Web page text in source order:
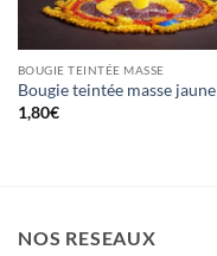
BOUGIE TEINTÉE MASSE
Bougie teintée masse jaune
1,80€
NOS RESEAUX